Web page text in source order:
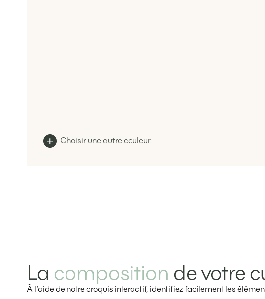
Choisir une autre couleur
La composition de votre
À l’aide de notre croquis interactif, identifiez facilement les